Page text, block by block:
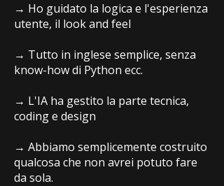
→ Ho guidato la logica e l'esperienza
utente, il look and feel
→ Tutto in inglese semplice, senza
know-how di Python ecc.
→ L'IA ha gestito la parte tecnica,
coding e design
→ Abbiamo semplicemente costruito
qualcosa che non avrei potuto fare
da sola.